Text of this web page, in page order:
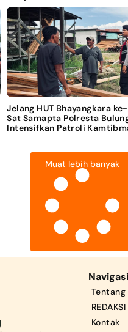
Jelang HUT Bhayangkara
Sat Samapta Polresta
Intensifkan Patroli
Muat lebih banyak
Navigasi
Tentang
REDAKSI
Kontak